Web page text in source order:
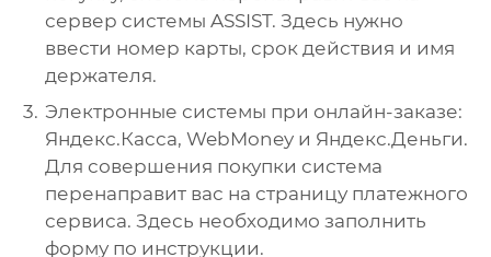
сервер системы ASSIST. Здесь нужно
ввести номер карты, срок действия и имя
держателя.
Электронные системы при онлайн-заказе:
Яндекс.Касса, WebMoney и Яндекс.Деньги.
Для совершения покупки система
перенаправит вас на страницу платежного
сервиса. Здесь необходимо заполнить
форму по инструкции.